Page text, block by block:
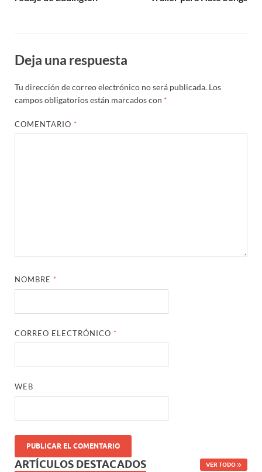
Deja una respuesta
Tu dirección de correo electrónico no será publicada. Los
campos obligatorios están marcados con *
COMENTARIO *
NOMBRE *
CORREO ELECTRÓNICO *
WEB
ARTÍCULOS DESTACADOS VER TODO